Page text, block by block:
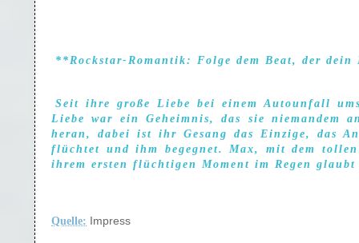
**Rockstar-Romantik: Folge dem Beat, der
Seit ihre große Liebe bei einem Autounfall
Liebe war ein Geheimnis, das sie niemandem
heran, dabei ist ihr Gesang das Einzige, das
flüchtet und ihm begegnet. Max, mit dem
ihrem ersten flüchtigen Moment im Regen
Quelle: Impress